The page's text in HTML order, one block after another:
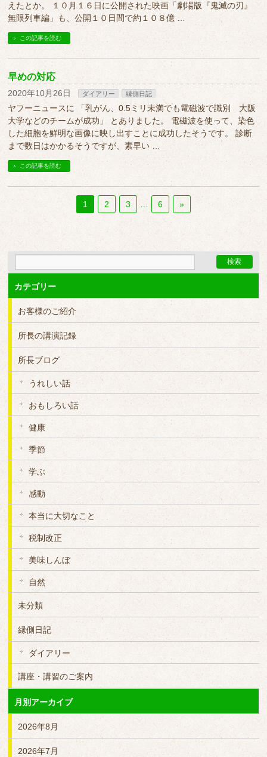
えたとか。 １０月１６日に公開された映画「劇場版『鬼滅の刃』
無限列車編」も、公開１０日間で約１０８億 …
この記事を読む
早めの対応
2020年10月26日 ダイアリー 縁側日記
ヤフーニュースに 「乳がん、0.5ミリ未満でも電磁波で識別 大阪
大学などのチームが成功」 とありました。 電磁波を使って、染色
した細胞を鮮明な画像に映し出すことに成功したそうです。 診断
まで数日はかかるそうですが、素早い …
この記事を読む
1 2 3 6 »
カテゴリー
お客様のご紹介
所長の講演記録
所長ブログ
うれしい話
おもしろい話
健康
季節
学ぶ
感動
本当に大切なこと
税制改正
美味しんぼ
自然
未分類
縁側日記
ダイアリー
講座・講習のご案内
月別アーカイブ
2026年8月
2026年7月